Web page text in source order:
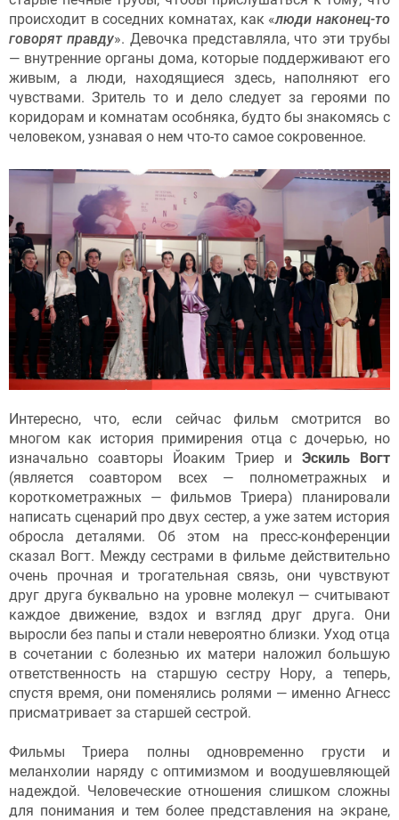
происходит в соседних комнатах, как «люди наконец-то
говорят правду». Девочка представляла, что эти трубы
— внутренние органы дома, которые поддерживают его
живым, а люди, находящиеся здесь, наполняют его
чувствами. Зритель то и дело следует за героями по
коридорам и комнатам особняка, будто бы знакомясь с
человеком, узнавая о нем что-то самое сокровенное.
Интересно, что, если сейчас фильм смотрится во
многом как история примирения отца с дочерью, но
изначально соавторы Йоаким Триер и Эскиль Вогт
(является соавтором всех — полнометражных и
короткометражных — фильмов Триера) планировали
написать сценарий про двух сестер, а уже затем история
обросла деталями. Об этом на пресс-конференции
сказал Вогт. Между сестрами в фильме действительно
очень прочная и трогательная связь, они чувствуют
друг друга буквально на уровне молекул — считывают
каждое движение, вздох и взгляд друг друга. Они
выросли без папы и стали невероятно близки. Уход отца
в сочетании с болезнью их матери наложил большую
ответственность на старшую сестру Нору, а теперь,
спустя время, они поменялись ролями — именно Агнесс
присматривает за старшей сестрой.
Фильмы Триера полны одновременно грусти и
меланхолии наряду с оптимизмом и воодушевляющей
надеждой. Человеческие отношения слишком сложны
для понимания и тем более представления на экране,